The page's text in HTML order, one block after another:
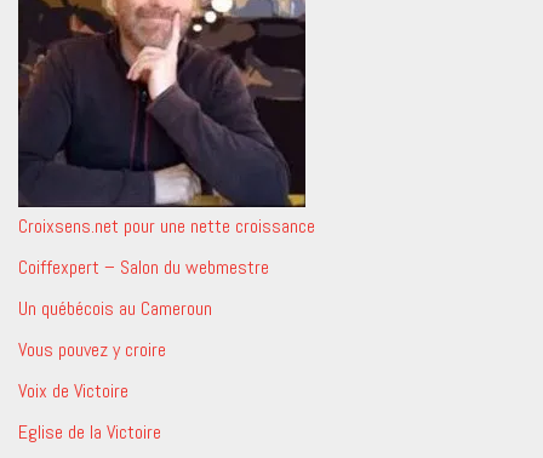
Croixsens.net pour une nette croissance
Coiffexpert – Salon du webmestre
Un québécois au Cameroun
Vous pouvez y croire
Voix de Victoire
Eglise de la Victoire